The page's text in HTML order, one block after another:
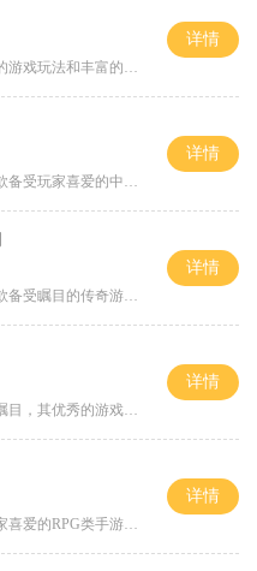
近年来，传奇游戏以其独特的游戏玩法和丰富的游戏体验，受到了广大游戏玩家的喜爱。一款名为《三端互通合击传奇手游》的游戏问世，以其创新的技术和独特的玩法，进一步引领了
详情
《传奇冰雪打金手游》是一款备受玩家喜爱的中文手游。该游戏以传奇世界为背景，以独特的冰雪元素和刺激的打金玩法吸引了无数玩家的参与。下面将为大家详细介绍《传奇冰雪打金
详情
80复古传奇手机版官网是一款备受瞩目的传奇游戏，具备传奇游戏的经典元素及特色，在手机上也能够体验到最原汁原味的2D游戏体验。无论是角色扮演、万人在线、玩家互动，还是各种
详情
传奇手游在游戏市场上备受瞩目，其优秀的游戏品质和经典的玩法引领了一个全新的游戏潮流。传奇手游最新发布了一个充满创意和激情的网页版本，为玩家提供了更加方便和多样化的
详情
龙戒传奇手游是一款备受玩家喜爱的RPG类手游，该游戏拥有华丽绚丽的画面和富有策略性的玩法。作为一名玩家，你将进入一个充满冒险和挑战的神秘世界，与其他玩家一起战斗，建立
详情